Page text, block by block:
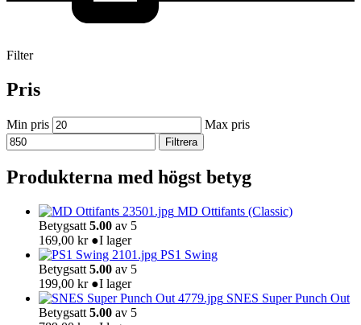
Filter
Pris
Min pris Max pris
Filtrera
Produkterna med högst betyg
MD Ottifants (Classic)
Betygsatt 5.00 av 5
169,00 kr ●I lager
PS1 Swing
Betygsatt 5.00 av 5
199,00 kr ●I lager
SNES Super Punch Out
Betygsatt 5.00 av 5